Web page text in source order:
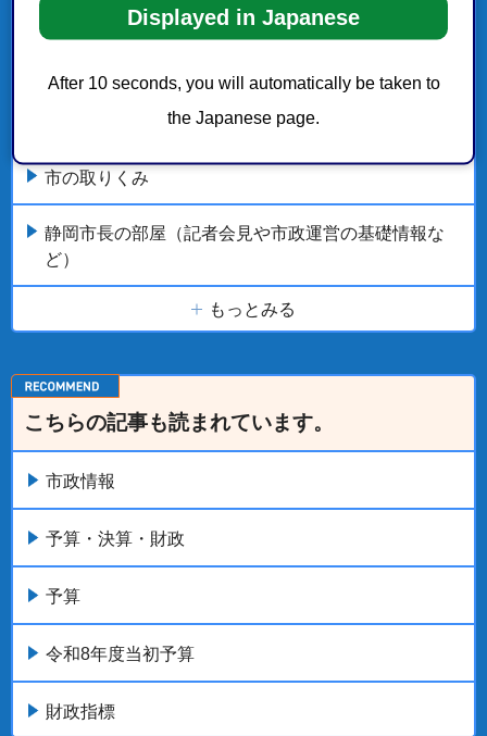
Displayed in Japanese
After 10 seconds, you will automatically be taken to
the Japanese page.
市政情報の新着・更新履歴
市の取りくみ
静岡市長の部屋（記者会見や市政運営の基礎情報な
ど）
もっとみる
こちらの記事も読まれています。
市政情報
予算・決算・財政
予算
令和8年度当初予算
財政指標